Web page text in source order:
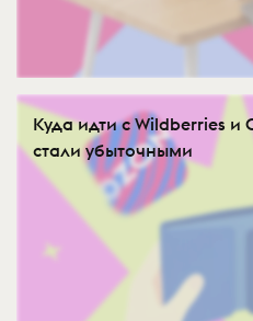
Куда идти с Wildberries
стали убыточными